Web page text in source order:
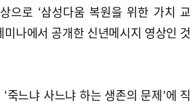
으로 ‘삼성다움 복원을 위한 가치 교
나에서 공개한 신년메시지 영상인 것
느냐 사느냐 하는 생존의 문제’에 직